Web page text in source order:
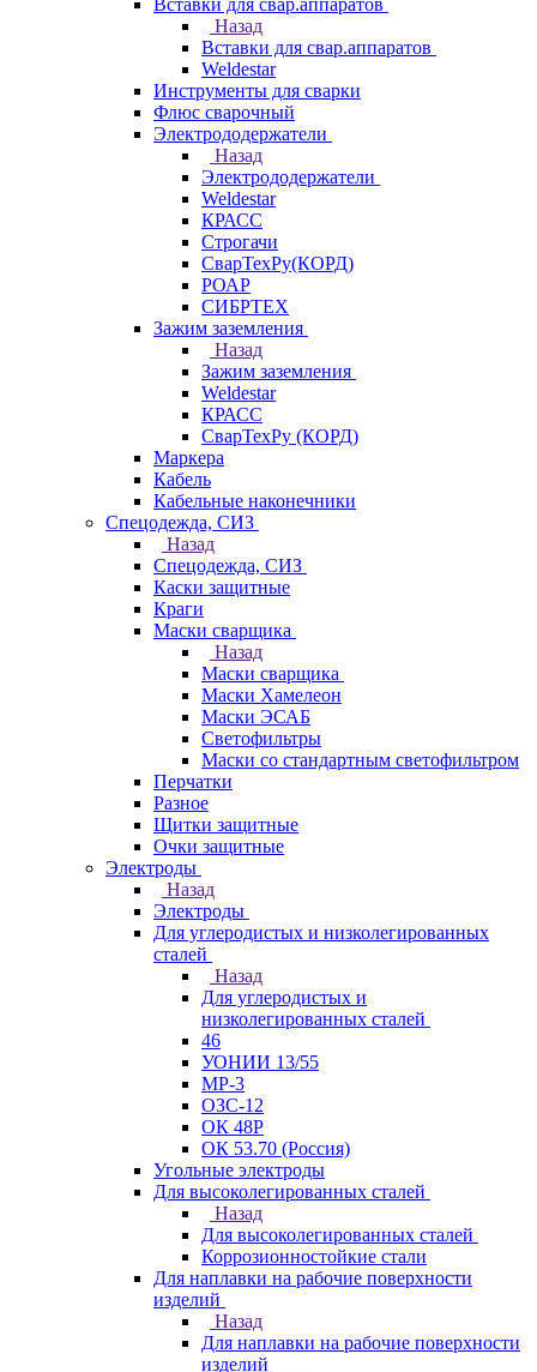
Вставки для свар.аппаратов
Назад
Вставки для свар.аппаратов
Weldestar
Инструменты для сварки
Флюс сварочный
Электрододержатели
Назад
Электрододержатели
Weldestar
КРАСС
Строгачи
СварТехРу(КОРД)
РОАР
СИБРТЕХ
Зажим заземления
Назад
Зажим заземления
Weldestar
КРАСС
СварТехРу (КОРД)
Маркера
Кабель
Кабельные наконечники
Спецодежда, СИЗ
Назад
Спецодежда, СИЗ
Каски защитные
Краги
Маски сварщика
Назад
Маски сварщика
Маски Хамелеон
Маски ЭСАБ
Светофильтры
Маски со стандартным светофильтром
Перчатки
Разное
Щитки защитные
Очки защитные
Электроды
Назад
Электроды
Для углеродистых и низколегированных
сталей
Назад
Для углеродистых и
низколегированных сталей
46
УОНИИ 13/55
МР-3
ОЗС-12
ОК 48Р
ОК 53.70 (Россия)
Угольные электроды
Для высоколегированных сталей
Назад
Для высоколегированных сталей
Коррозионностойкие стали
Для наплавки на рабочие поверхности
изделий
Назад
Для наплавки на рабочие поверхности
изделий